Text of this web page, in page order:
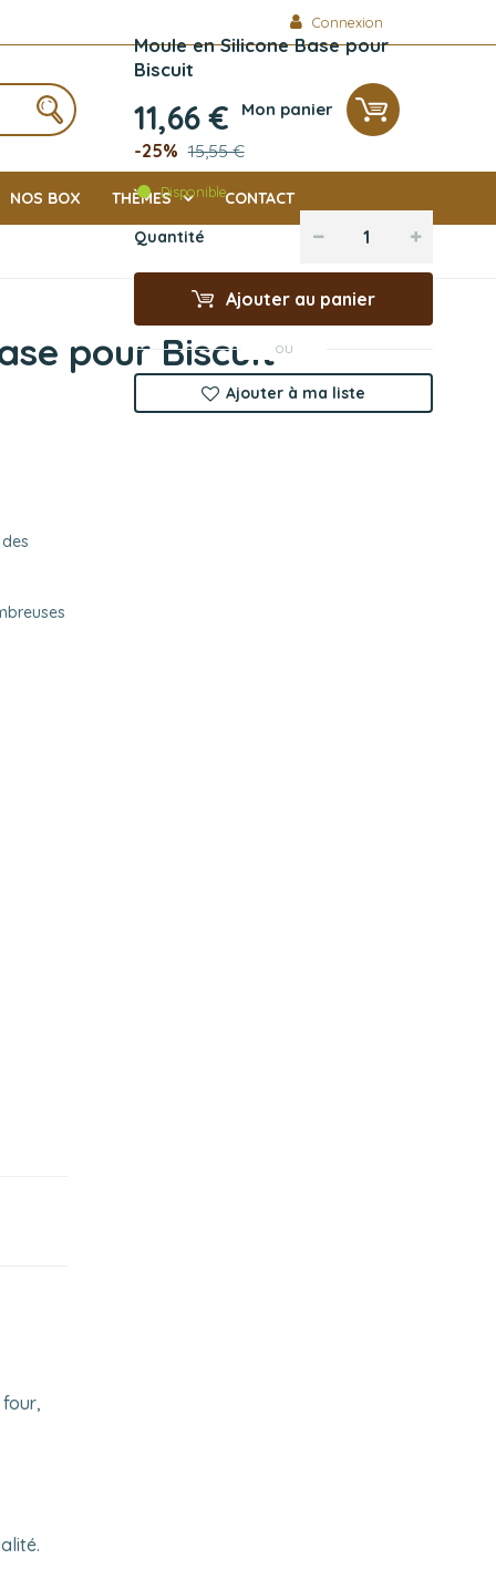
Connexion
Mon panier
NOS BOX THÈMES CONTACT
pour Biscuit
Moule en Silicone Base pour
Biscuit
11,66 €
-25% 15,55 €
Disponible
Quantité
Ajouter au panier
ou
Ajouter à ma liste